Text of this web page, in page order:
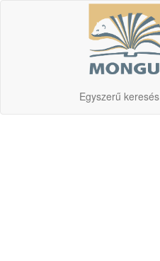
Egyszerű keresés